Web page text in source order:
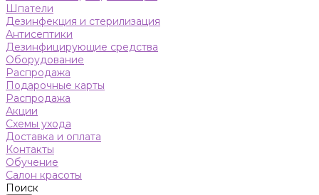
Шпатели
Дезинфекция и стерилизация
Антисептики
Дезинфицирующие средства
Оборудование
Распродажа
Подарочные карты
Распродажа
Акции
Схемы ухода
Доставка и оплата
Контакты
Обучение
Салон красоты
Поиск